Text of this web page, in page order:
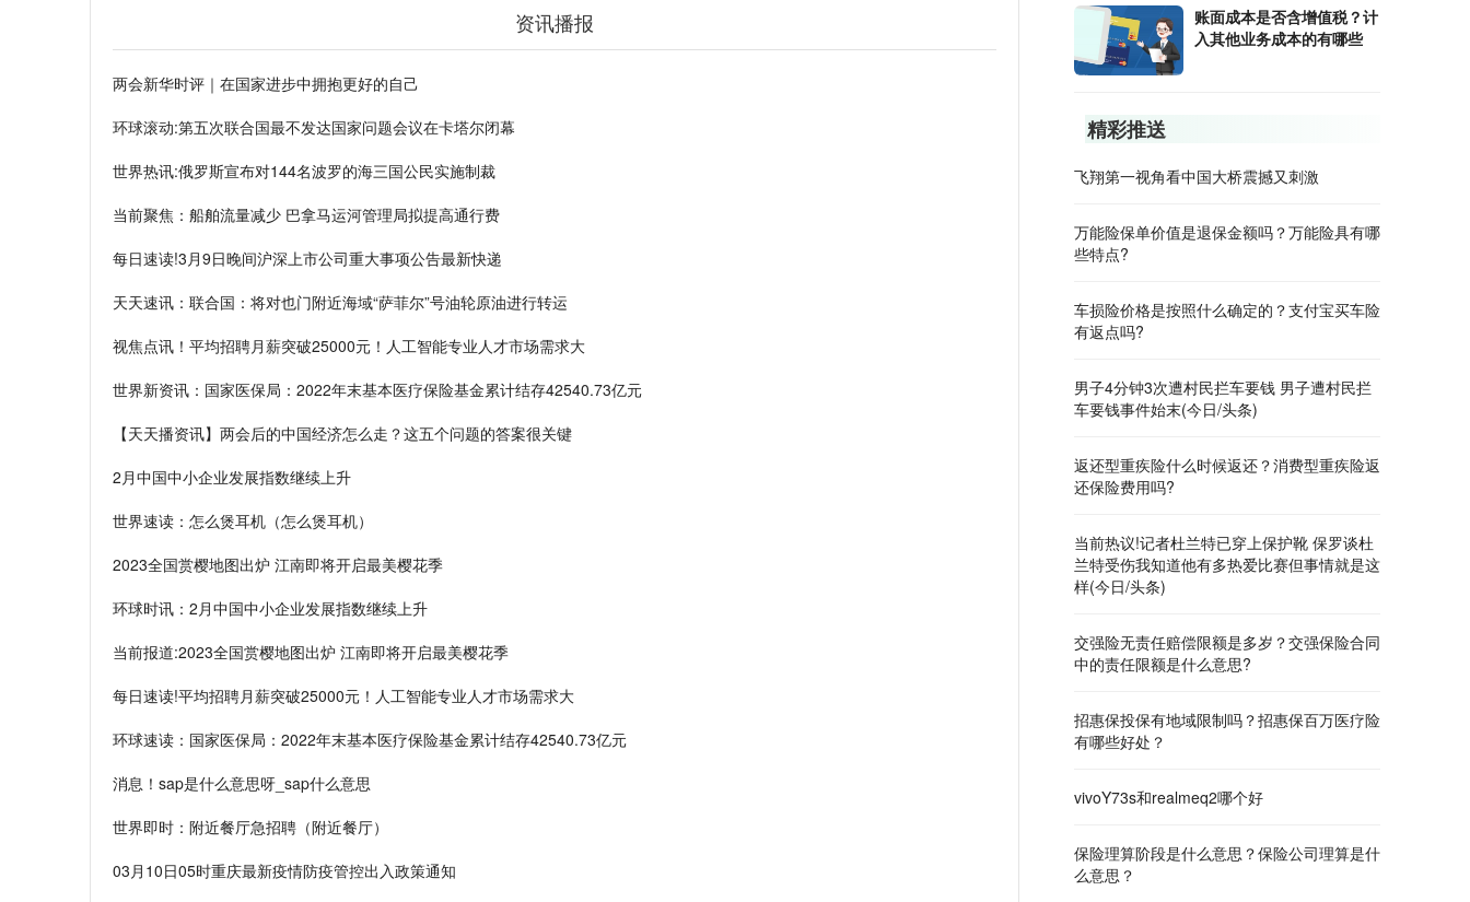
资讯播报
两会新华时评｜在国家进步中拥抱更好的自己
环球滚动:第五次联合国最不发达国家问题会议在卡塔尔闭幕
世界热讯:俄罗斯宣布对144名波罗的海三国公民实施制裁
当前聚焦：船舶流量减少 巴拿马运河管理局拟提高通行费
每日速读!3月9日晚间沪深上市公司重大事项公告最新快递
天天速讯：联合国：将对也门附近海域“萨菲尔”号油轮原油进行转运
视焦点讯！平均招聘月薪突破25000元！人工智能专业人才市场需求大
世界新资讯：国家医保局：2022年末基本医疗保险基金累计结存42540.73亿元
【天天播资讯】两会后的中国经济怎么走？这五个问题的答案很关键
2月中国中小企业发展指数继续上升
世界速读：怎么煲耳机（怎么煲耳机）
2023全国赏樱地图出炉 江南即将开启最美樱花季
环球时讯：2月中国中小企业发展指数继续上升
当前报道:2023全国赏樱地图出炉 江南即将开启最美樱花季
每日速读!平均招聘月薪突破25000元！人工智能专业人才市场需求大
环球速读：国家医保局：2022年末基本医疗保险基金累计结存42540.73亿元
消息！sap是什么意思呀_sap什么意思
世界即时：附近餐厅急招聘（附近餐厅）
03月10日05时重庆最新疫情防疫管控出入政策通知
账面成本是否含增值税？计
入其他业务成本的有哪些
精彩推送
飞翔第一视角看中国大桥震撼又刺激
万能险保单价值是退保金额吗？万能险具有哪
些特点?
车损险价格是按照什么确定的？支付宝买车险
有返点吗?
男子4分钟3次遭村民拦车要钱 男子遭村民拦
车要钱事件始末(今日/头条)
返还型重疾险什么时候返还？消费型重疾险返
还保险费用吗?
当前热议!记者杜兰特已穿上保护靴 保罗谈杜
兰特受伤我知道他有多热爱比赛但事情就是这
样(今日/头条)
交强险无责任赔偿限额是多岁？交强保险合同
中的责任限额是什么意思?
招惠保投保有地域限制吗？招惠保百万医疗险
有哪些好处？
vivoY73s和realmeq2哪个好
保险理算阶段是什么意思？保险公司理算是什
么意思？